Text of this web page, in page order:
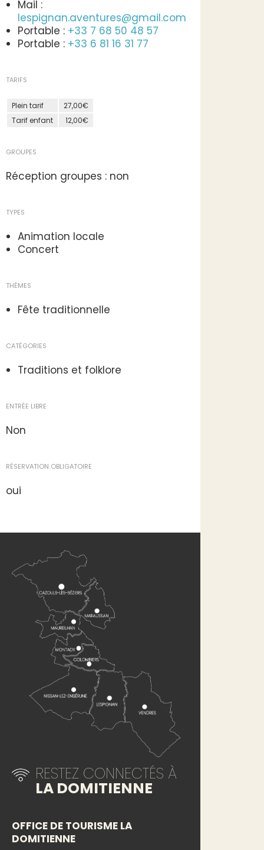
Mail :
lespignan.aventures@gmail.com
Portable : +33 7 68 50 48 57
Portable : +33 6 81 16 31 77
TARIFS
Plein tarif
27,00€
Tarif enfant
12,00€
GROUPES
Réception groupes : non
TYPES
Animation locale
Concert
THÈMES
Fête traditionnelle
CATÉGORIES
Traditions et folklore
ENTRÉE LIBRE
Non
RÉSERVATION OBLIGATOIRE
oui
RESTEZ CONNECTÉS À
LA DOMITIENNE
OFFICE DE TOURISME LA
DOMITIENNE